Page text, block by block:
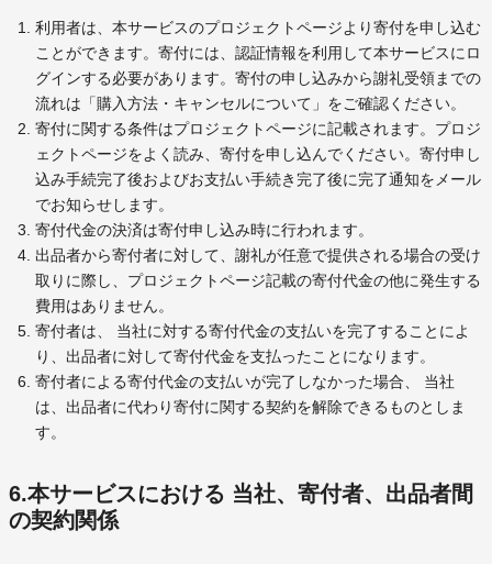
利用者は、本サービスのプロジェクトページより寄付を申し込む
ことができます。寄付には、認証情報を利用して本サービスにロ
グインする必要があります。寄付の申し込みから謝礼受領までの
流れは「購入方法・キャンセルについて」をご確認ください。
寄付に関する条件はプロジェクトページに記載されます。プロジ
ェクトページをよく読み、寄付を申し込んでください。寄付申し
込み手続完了後およびお支払い手続き完了後に完了通知をメール
でお知らせします。
寄付代金の決済は寄付申し込み時に行われます。
出品者から寄付者に対して、謝礼が任意で提供される場合の受け
取りに際し、プロジェクトページ記載の寄付代金の他に発生する
費用はありません。
寄付者は、 当社に対する寄付代金の支払いを完了することによ
り、出品者に対して寄付代金を支払ったことになります。
寄付者による寄付代金の支払いが完了しなかった場合、 当社
は、出品者に代わり寄付に関する契約を解除できるものとしま
す。
6.本サービスにおける 当社、寄付者、出品者間
の契約関係